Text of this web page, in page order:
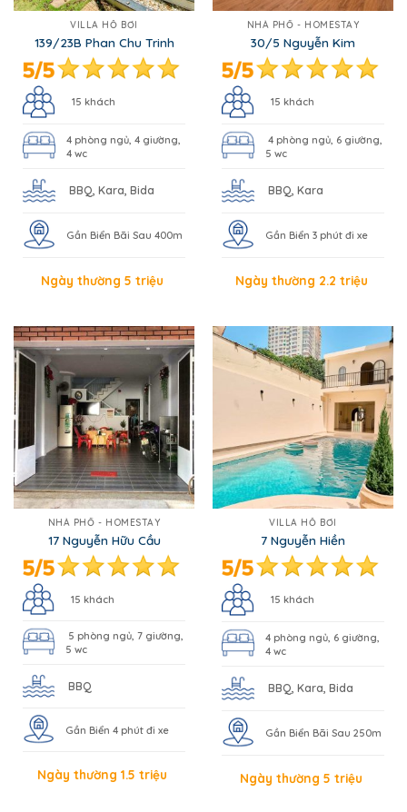
VILLA HỒ BƠI
139/23B Phan Chu Trinh
15 khách
4 phòng ngủ, 4 giường,
4 wc
BBQ, Kara, Bida
Gần Biển Bãi Sau 400m
Ngày thường 5 triệu
NHÀ PHỐ - HOMESTAY
30/5 Nguyễn Kim
15 khách
4 phòng ngủ, 6 giường,
5 wc
BBQ, Kara
Gần Biển 3 phút đi xe
Ngày thường 2.2 triệu
NHÀ PHỐ - HOMESTAY
17 Nguyễn Hữu Cầu
15 khách
5 phòng ngủ, 7 giường,
5 wc
BBQ
Gần Biển 4 phút đi xe
Ngày thường 1.5 triệu
VILLA HỒ BƠI
7 Nguyễn Hiền
15 khách
4 phòng ngủ, 6 giường,
4 wc
BBQ, Kara, Bida
Gần Biển Bãi Sau 250m
Ngày thường 5 triệu